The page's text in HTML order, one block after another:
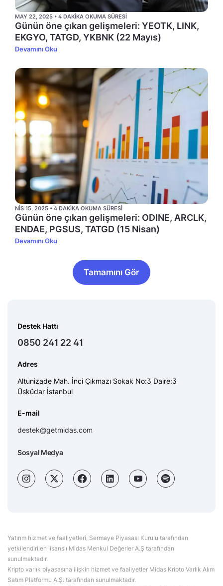
MAY 22, 2025 • 4 DAKIKA OKUMA SÜRESI
Günün öne çıkan gelişmeleri: YEOTK, LINK,
EKGYO, TATGD, YKBNK (22 Mayıs)
Devamını Oku
NIS 15, 2025 • 4 DAKIKA OKUMA SÜRESI
Günün öne çıkan gelişmeleri: ODINE, ARCLK,
ENDAE, PGSUS, TATGD (15 Nisan)
Devamını Oku
Tamamını Gör
Destek Hattı
0850 241 22 41
Adres
Altunizade Mah. İnci Çıkmazı Sokak No:3 Daire:3
Üsküdar İstanbul
E-mail
destek@getmidas.com
Sosyal Medya
Yatırım hizmet ve faaliyetleri, Sermaye Piyasası Kurulu tarafından
yetkilendirilen lisanslı Midas Menkul Değerler A.Ş tarafından
sunulmaktadır.
Kripto varlık piyasasına ilişkin hizmet ve faaliyetler Midas Kripto Varlık Alım
Satım Platformu A.Ş. tarafından sunulmaktadır.